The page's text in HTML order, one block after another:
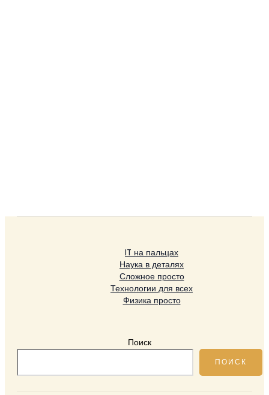
IT на пальцах
Наука в деталях
Сложное просто
Технологии для всех
Физика просто
Поиск
ПОИСК